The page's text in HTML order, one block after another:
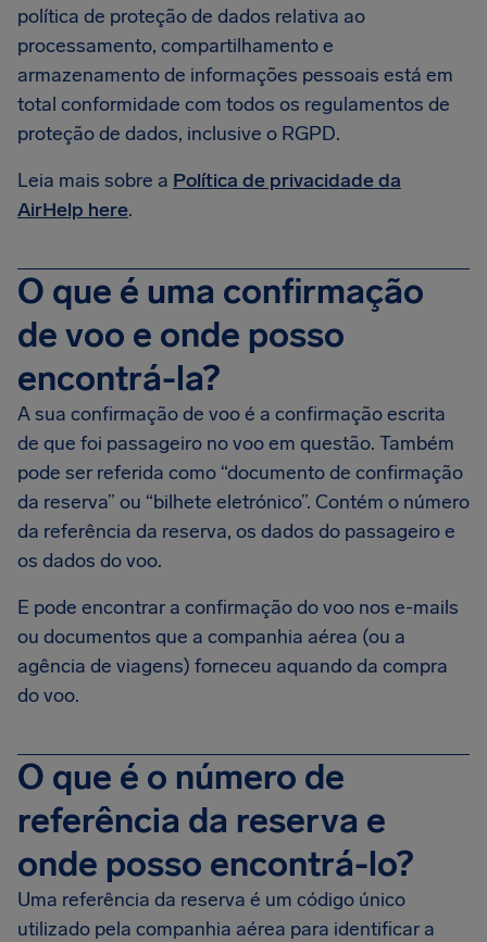
política de proteção de dados relativa ao
processamento, compartilhamento e
armazenamento de informações pessoais está em
total conformidade com todos os regulamentos de
proteção de dados, inclusive o RGPD.
Leia mais sobre a Política de privacidade da
AirHelp here.
O que é uma confirmação
de voo e onde posso
encontrá-la?
A sua confirmação de voo é a confirmação escrita
de que foi passageiro no voo em questão. Também
pode ser referida como “documento de confirmação
da reserva” ou “bilhete eletrónico”. Contém o número
da referência da reserva, os dados do passageiro e
os dados do voo.
E pode encontrar a confirmação do voo nos e-mails
ou documentos que a companhia aérea (ou a
agência de viagens) forneceu aquando da compra
do voo.
O que é o número de
referência da reserva e
onde posso encontrá-lo?
Uma referência da reserva é um código único
utilizado pela companhia aérea para identificar a